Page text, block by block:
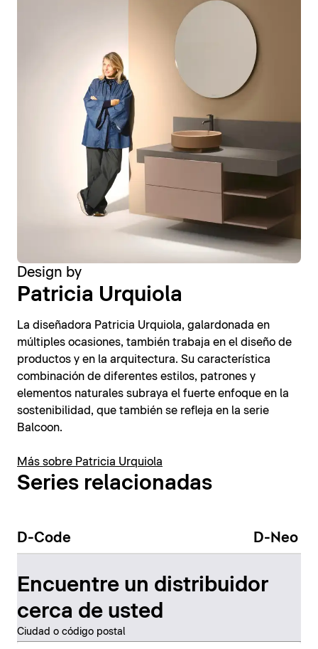
Design by
Patricia Urquiola
La diseñadora Patricia Urquiola, galardonada en
múltiples ocasiones, también trabaja en el diseño de
productos y en la arquitectura. Su característica
combinación de diferentes estilos, patrones y
elementos naturales subraya el fuerte enfoque en la
sostenibilidad, que también se refleja en la serie
Balcoon.
Más sobre Patricia Urquiola
Series relacionadas
D-Code D-Neo
Encuentre un distribuidor
cerca de usted
Ciudad o código postal